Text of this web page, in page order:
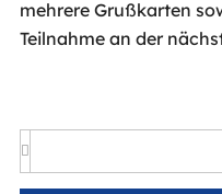
mehrere Grußkarten
Teilnahme an der